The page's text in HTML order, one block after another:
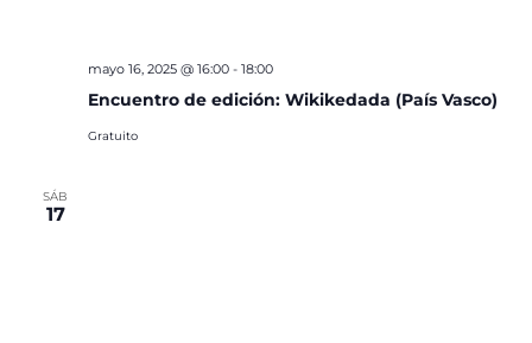
Encuentro de edición: Wikikedada (País Vasco)
mayo 16, 2025 @ 16:00- 18:00
Gratuito
SÁB
17